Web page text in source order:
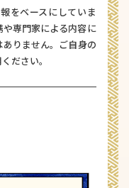
をベースにしていま
専門家による内容に
りません。ご自身の
ださい。